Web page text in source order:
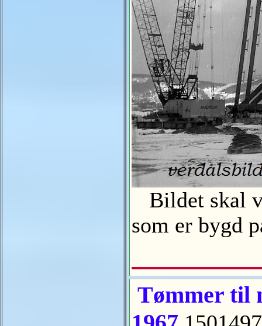
Bildet skal
som er bygd
Tømmer til